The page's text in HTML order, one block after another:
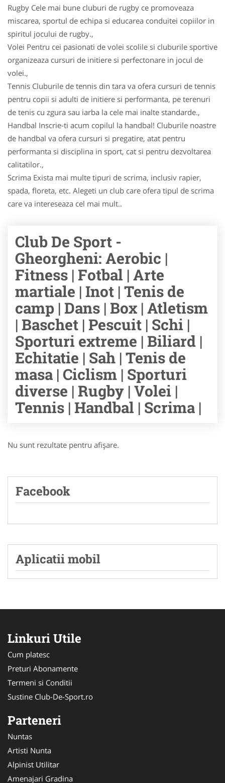
Rugby Cele mai bune cluburi de rugby ce promoveaza
miscarea, sportul de echipa si educarea conduitei copiilor in
spiritul jocului de rugby.,
Volei Pentru cei pasionati de volei scolile si cluburile sportive
organizeaza cursuri de initiere si perfectonare in jocul de
volei.,
Tennis Cluburile de tennis din tara va ofera cursuri de tennis
pentru copii si adulti de initiere si performanta, pe terenuri
de tenis cu zgura sau iarba la cele mai inalte standarde.,
Handbal Inscrie-ti acum copilul la handbal! Cluburile noastre
de handbal va ofera cursuri si pregatire, atat pentru
performanta si disciplina in sport, cat si pentru dezvoltarea
calitatilor.,
Scrima Exista mai multe tipuri de scrima, inclusiv rapier,
spada, floreta, etc. Alegeti un club care ofera tipul de scrima
care va intereseaza cel mai mult..
Club De Sport -
Gheorgheni: Aerobic |
Fitness | Fotbal | Arte
martiale | Inot | Tenis de
camp | Dans | Box | Atletism
| Baschet | Pescuit | Schi |
Sporturi extreme | Biliard |
Echitatie | Sah | Tenis de
masa | Ciclism | Sporturi
diverse | Rugby | Volei |
Tennis | Handbal | Scrima |
Nu sunt rezultate pentru afişare.
Facebook
Aplicatii mobil
Linkuri Utile
Cum platesc
Preturi Abonamente
Termeni si Conditii
Sustine Club-De-Sport.ro
Parteneri
Nuntas
Artisti Nunta
Alpinist Utilitar
Amenajari Gradina